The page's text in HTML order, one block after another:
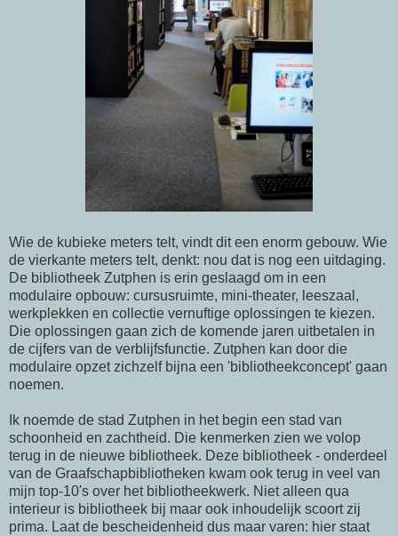
Wie de kubieke meters telt, vindt dit een enorm gebouw. Wie
de vierkante meters telt, denkt: nou dat is nog een uitdaging.
De bibliotheek Zutphen is erin geslaagd om in een
modulaire opbouw: cursusruimte, mini-theater, leeszaal,
werkplekken en collectie vernuftige oplossingen te kiezen.
Die oplossingen gaan zich de komende jaren uitbetalen in
de cijfers van de verblijfsfunctie. Zutphen kan door die
modulaire opzet zichzelf bijna een 'bibliotheekconcept' gaan
noemen.
Ik noemde de stad Zutphen in het begin een stad van
schoonheid en zachtheid. Die kenmerken zien we volop
terug in de nieuwe bibliotheek. Deze bibliotheek - onderdeel
van de Graafschapbibliotheken kwam ook terug in veel van
mijn top-10's over het bibliotheekwerk. Niet alleen qua
interieur is bibliotheek bij maar ook inhoudelijk scoort zij
prima. Laat de bescheidenheid dus maar varen: hier staat